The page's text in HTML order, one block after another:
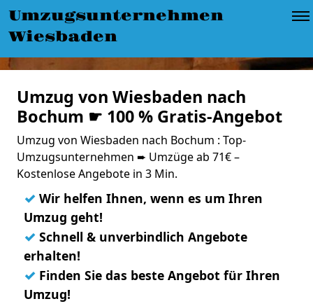
Umzugsunternehmen
Wiesbaden
Umzug von Wiesbaden nach
Bochum ☛ 100 % Gratis-Angebot
Umzug von Wiesbaden nach Bochum : Top-
Umzugsunternehmen ➨ Umzüge ab 71€ –
Kostenlose Angebote in 3 Min.
✓ Wir helfen Ihnen, wenn es um Ihren
Umzug geht!
✓ Schnell & unverbindlich Angebote
erhalten!
✓ Finden Sie das beste Angebot für Ihren
Umzug!